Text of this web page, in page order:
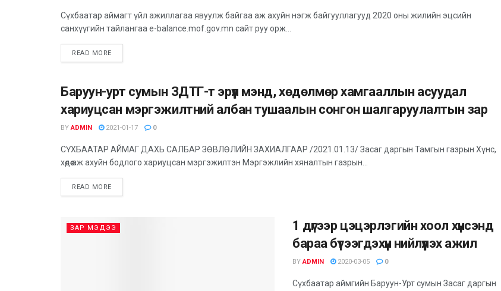
Сүхбаатар аймагт үйл ажиллагаа явуулж байгаа аж ахуйн нэгж байгууллагууд 2020 оны жилийн эцсийн
санхүүгийн тайлангаа e-balance.mof.gov.mn сайт руу орж...
READ MORE
ЗАР МЭДЭЭ
Баруун-урт сумын ЗДТГ-т эрүүл мэнд, хөдөлмөр хамгааллын асуудал
хариуцсан мэргэжилтний албан тушаалын сонгон шалгаруулалтын зар
BY ADMIN 2021-01-17 0
СҮХБААТАР АЙМАГ ДАХЬ САЛБАР ЗӨВЛӨЛИЙН ЗАХИАЛГААР /2021.01.13/ Засаг даргын Тамгын газрын Хүнс,
хөдөө аж ахуйн бодлого хариуцсан мэргэжилтэн Мэргэжлийн хяналтын газрын...
READ MORE
ЗАР МЭДЭЭ
1 дүгээр цэцэрлэгийн хоол хүнсэнд
бараа бүтээгдэхүүн нийлүүлэх ажил
BY ADMIN 2020-03-05 0
Сүхбаатар аймгийн Баруун-Урт сумын Засаг даргын